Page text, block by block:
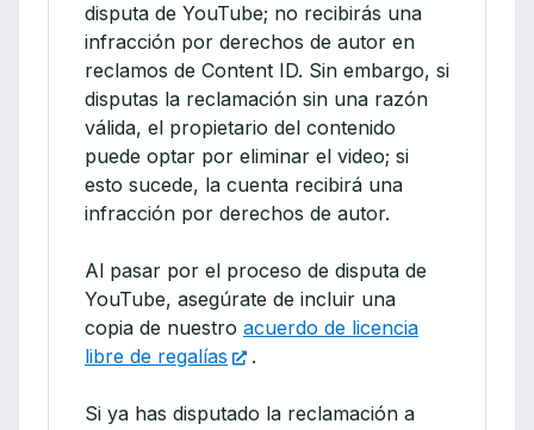
disputa de YouTube; no recibirás una
infracción por derechos de autor en
reclamos de Content ID. Sin embargo, si
disputas la reclamación sin una razón
válida, el propietario del contenido
puede optar por eliminar el video; si
esto sucede, la cuenta recibirá una
infracción por derechos de autor.
Al pasar por el proceso de disputa de
YouTube, asegúrate de incluir una
copia de nuestro acuerdo de licencia
libre de regalías
.
Si ya has disputado la reclamación a